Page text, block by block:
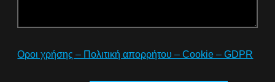
Οροι χρήσης – Πολιτική απορρήτου – Cookie – GDPR